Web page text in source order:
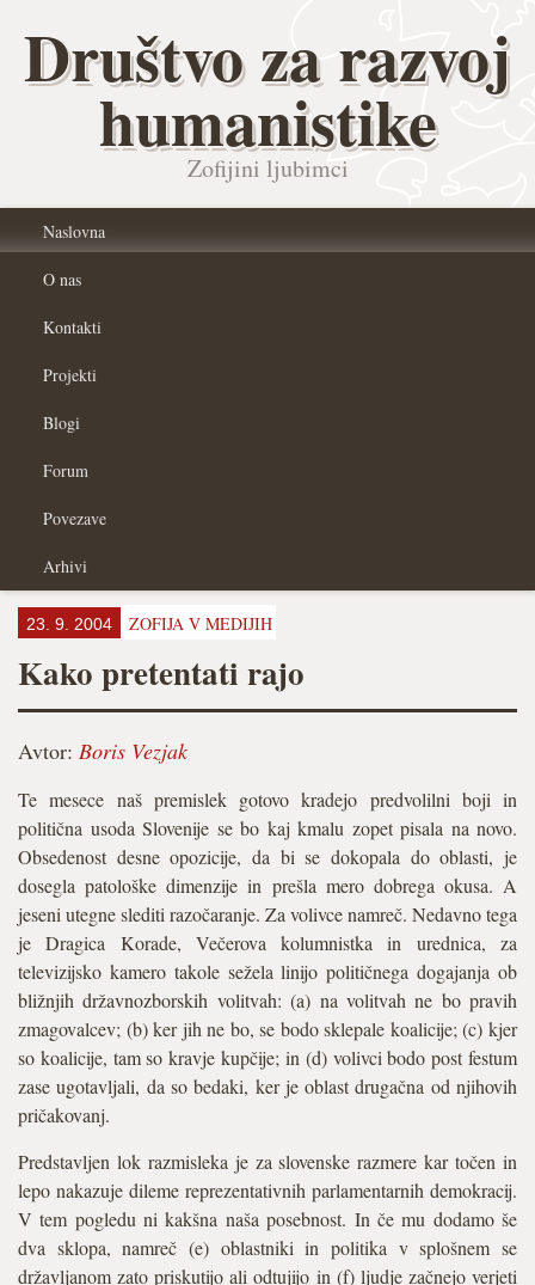
Društvo za razvoj
humanistike
Zofijini ljubimci
Naslovna
O nas
Kontakti
Projekti
Blogi
Forum
Povezave
Arhivi
23. 9. 2004 ZOFIJA V MEDIJIH
Kako pretentati rajo
Avtor: Boris Vezjak
Te mesece naš premislek gotovo kradejo predvolilni boji in
politična usoda Slovenije se bo kaj kmalu zopet pisala na novo.
Obsedenost desne opozicije, da bi se dokopala do oblasti, je
dosegla patološke dimenzije in prešla mero dobrega okusa. A
jeseni utegne slediti razočaranje. Za volivce namreč. Nedavno tega
je Dragica Korade, Večerova kolumnistka in urednica, za
televizijsko kamero takole sežela linijo političnega dogajanja ob
bližnjih državnozborskih volitvah: (a) na volitvah ne bo pravih
zmagovalcev; (b) ker jih ne bo, se bodo sklepale koalicije; (c) kjer
so koalicije, tam so kravje kupčije; in (d) volivci bodo post festum
zase ugotavljali, da so bedaki, ker je oblast drugačna od njihovih
pričakovanj.
Predstavljen lok razmisleka je za slovenske razmere kar točen in
lepo nakazuje dileme reprezentativnih parlamentarnih demokracij.
V tem pogledu ni kakšna naša posebnost. In če mu dodamo še
dva sklopa, namreč (e) oblastniki in politika v splošnem se
državljanom zato priskutijo ali odtujijo in (f) ljudje začnejo verjeti